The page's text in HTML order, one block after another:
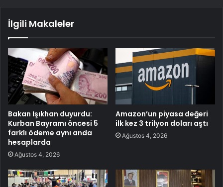
İlgili Makaleler
Bakan Işıkhan duyurdu:
Kurban Bayramı öncesi 5
farklı ödeme aynı anda
hesaplarda
Ağustos 4, 2026
Amazon’un piyasa değeri
ilk kez 3 trilyon doları aştı
Ağustos 4, 2026